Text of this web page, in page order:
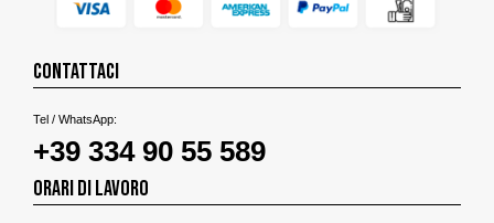
CONTATTACI
Tel / WhatsApp:
+39 334 90 55 589
ORARI DI LAVORO